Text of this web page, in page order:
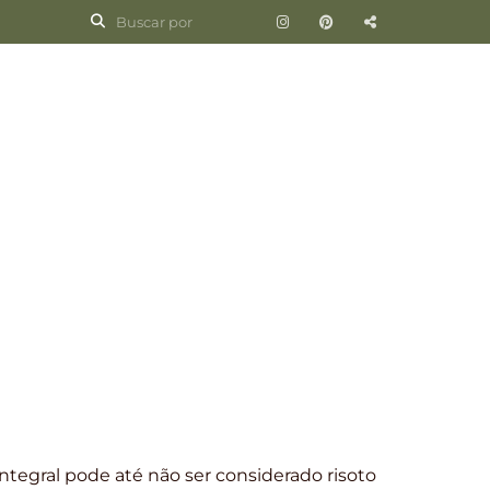
pode até não ser considerado risoto